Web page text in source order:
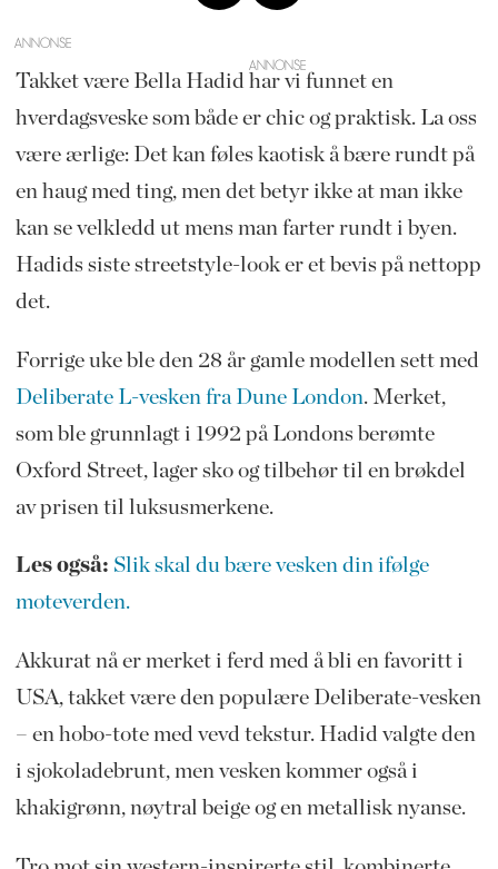
ANNONSE
Takket være Bella Hadid har vi funnet en
hverdagsveske som både er chic og praktisk. La oss
være ærlige: Det kan føles kaotisk å bære rundt på
en haug med ting, men det betyr ikke at man ikke
kan se velkledd ut mens man farter rundt i byen.
Hadids siste streetstyle-look er et bevis på nettopp
det.
Forrige uke ble den 28 år gamle modellen sett med
Deliberate L-vesken fra Dune London. Merket,
som ble grunnlagt i 1992 på Londons berømte
Oxford Street, lager sko og tilbehør til en brøkdel
av prisen til luksusmerkene.
Les også: Slik skal du bære vesken din ifølge
moteverden.
Akkurat nå er merket i ferd med å bli en favoritt i
USA, takket være den populære Deliberate-vesken
– en hobo-tote med vevd tekstur. Hadid valgte den
i sjokoladebrunt, men vesken kommer også i
khakigrønn, nøytral beige og en metallisk nyanse.